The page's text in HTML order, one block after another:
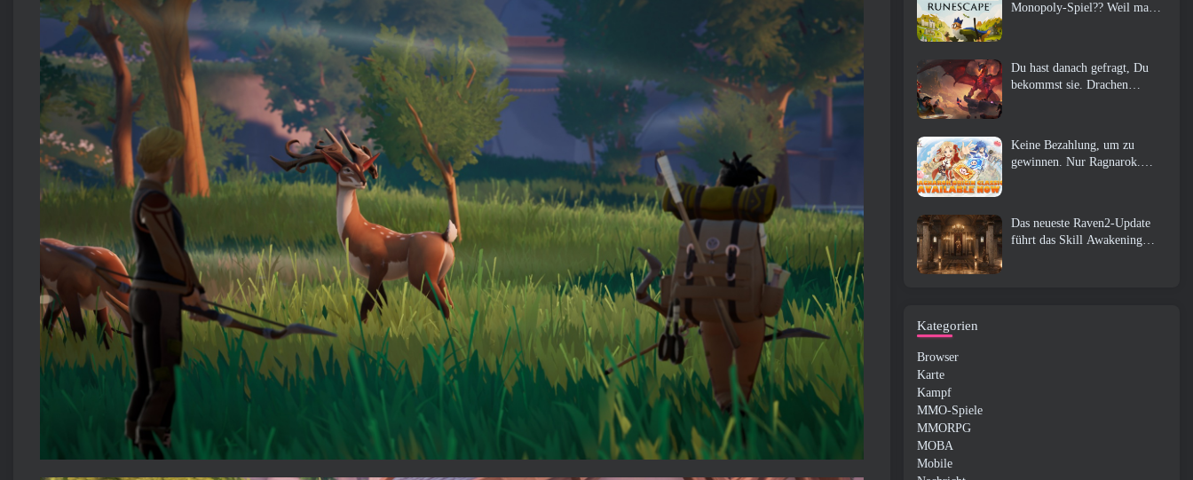
Monopoly-Spiel?? Weil man
Du hast danach gefragt, Du
bekommst sie. Drachen
Keine Bezahlung, um zu
gewinnen. Nur Ragnarok.
Das neueste Raven2-Update
führt das Skill Awakening
Kategorien
Browser
Karte
Kampf
MMO-Spiele
MMORPG
MOBA
Mobile